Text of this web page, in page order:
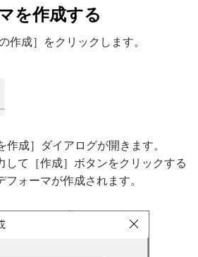
を作成する
作成］をクリックします。
作成］ダイアログが開きます。
て［作成］ボタンをクリックする
ォーマが作成されます。